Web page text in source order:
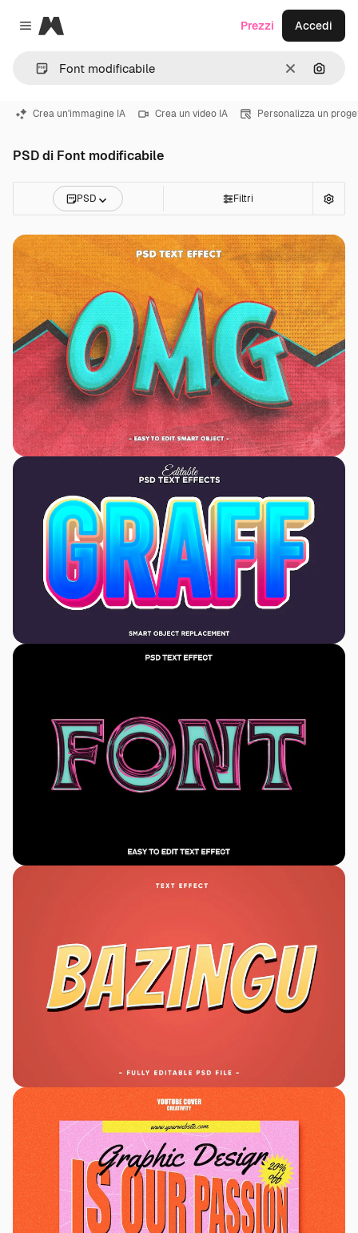
Close menu
Magnific
CancellaCerca
Prezzi Accedi
Crea un'immagine IA Crea un video IA Personalizza un
PSD di Font modificabile
PSD Filtri